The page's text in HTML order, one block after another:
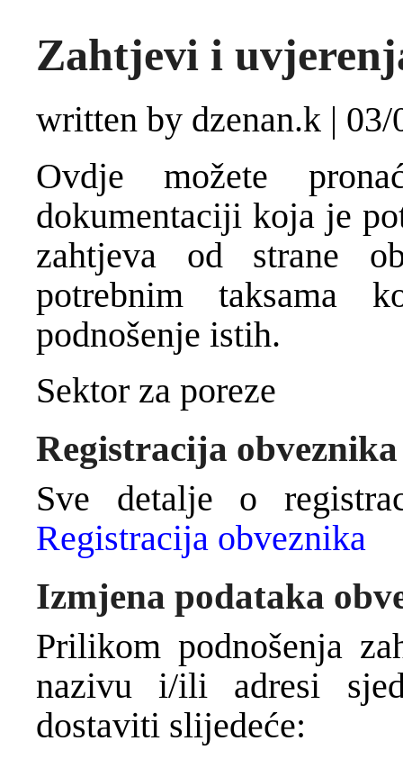
Zahtjevi i
written by dzenan.k | 03/
Ovdje možete
dokumentaciji koja je
zahtjeva od strane
potrebnim taksama
podnošenje istih.
Sektor za poreze
Registracija obveznika
Sve detalje o
Registracija obveznika
Izmjena podataka
Prilikom podnošenja
nazivu i/ili adresi
dostaviti slijedeće: